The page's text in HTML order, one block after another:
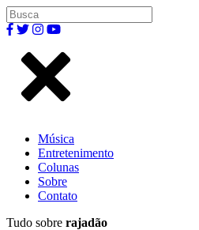
Música
Entretenimento
Colunas
Sobre
Contato
Tudo sobre rajadão